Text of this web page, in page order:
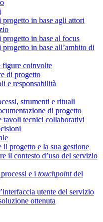
in base agli attori
in base al focus
in base all’ambito di
figure coinvolte
di progetto
e responsabilità
strumenti e rituali
di progetto
tavoli tecnici collaborativi
il progetto e la sua gestione
il contesto d’uso del servizio
e i touchpointdel
utente del servizio
ottenuta